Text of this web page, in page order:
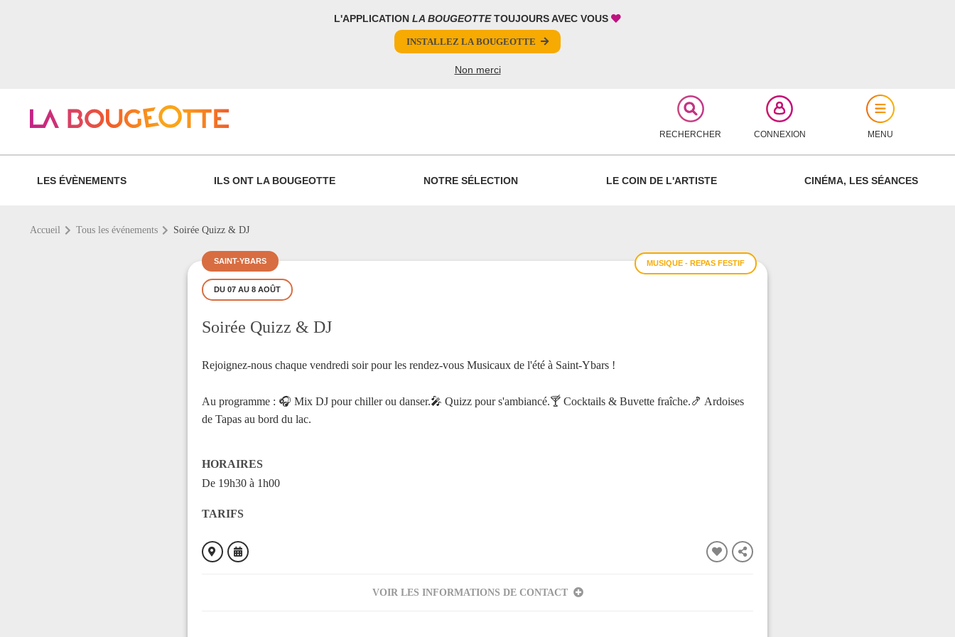
L'APPLICATION LA BOUGEOTTETOUJOURS AVEC VOUS
INSTALLEZ LA BOUGEOTTE
Non merci
RECHERCHER CONNEXION MENU
LES ÉVÈNEMENTS ILS ONT LA BOUGEOTTE NOTRE SÉLECTION LE COIN DE L'ARTISTE CINÉMA, LES SÉANCES
Accueil Tous les événements Soirée Quizz & DJ
MUSIQUE - REPAS FESTIF
SAINT-YBARS
DU 07 AU 8 AOÛT
Soirée Quizz & DJ
Rejoignez-nous chaque vendredi soir pour les rendez-vous Musicaux de l'été à Saint-Ybars !
Au programme : 🎧 Mix DJ pour chiller ou danser.🎤 Quizz pour s'ambiancé.🍸 Cocktails & Buvette fraîche.🍤 Ardoises
de Tapas au bord du lac.
HORAIRES
De 19h30 à 1h00
TARIFS
VOIR LES INFORMATIONS DE CONTACT
FERMER
PARTAGER